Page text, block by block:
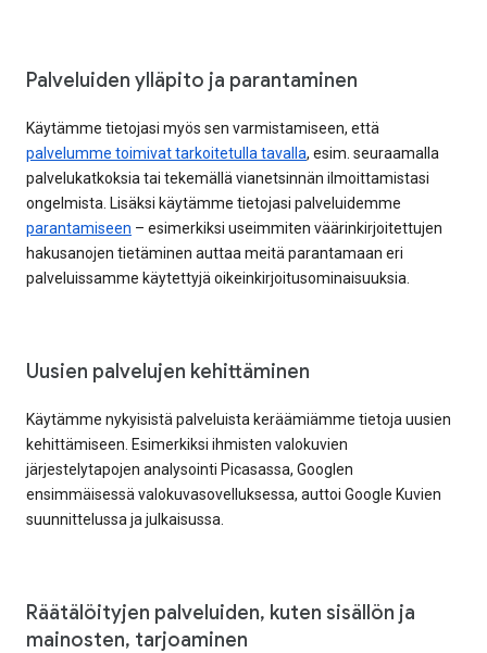
Palveluiden ylläpito ja parantaminen
Käytämme tietojasi myös sen varmistamiseen, että
palvelumme toimivat tarkoitetulla tavalla, esim. seuraamalla
palvelukatkoksia tai tekemällä vianetsinnän ilmoittamistasi
ongelmista. Lisäksi käytämme tietojasi palveluidemme
parantamiseen – esimerkiksi useimmiten väärinkirjoitettujen
hakusanojen tietäminen auttaa meitä parantamaan eri
palveluissamme käytettyjä oikeinkirjoitusominaisuuksia.
Uusien palvelujen kehittäminen
Käytämme nykyisistä palveluista keräämiämme tietoja uusien
kehittämiseen. Esimerkiksi ihmisten valokuvien
järjestelytapojen analysointi Picasassa, Googlen
ensimmäisessä valokuvasovelluksessa, auttoi Google Kuvien
suunnittelussa ja julkaisussa.
Räätälöityjen palveluiden, kuten sisällön ja
mainosten, tarjoaminen